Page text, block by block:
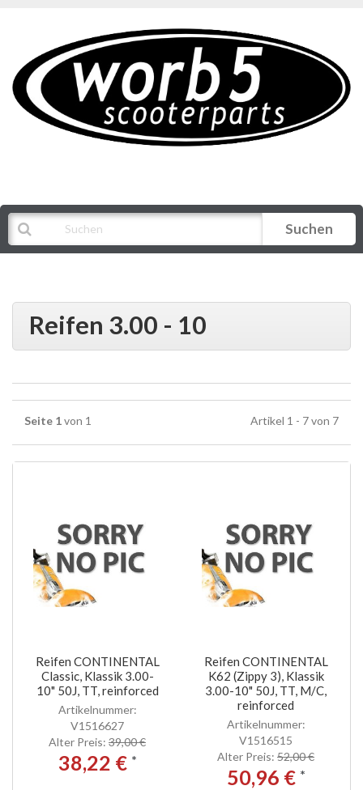
Suchen
Reifen 3.00 - 10
Seite 1von 1 Artikel 1 - 7 von 7
Reifen CONTINENTAL
Classic, Klassik 3.00-
10" 50J, TT, reinforced
Artikelnummer:
V1516627
Alter Preis: 39,00 €
38,22 € *
Reifen CONTINENTAL
K62 (Zippy 3), Klassik
3.00-10" 50J, TT, M/C,
reinforced
Artikelnummer:
V1516515
Alter Preis: 52,00 €
50,96 € *